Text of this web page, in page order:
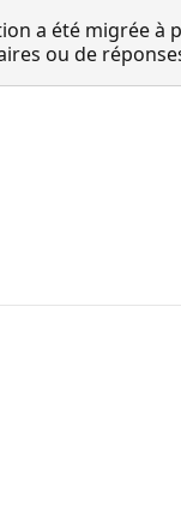
a été migrée à
ou de